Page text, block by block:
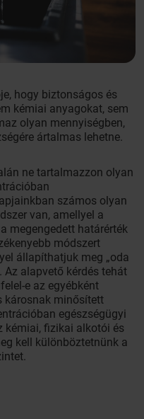
hogy biztonságos és
kémiai anyagokat, sem
olyan mennyiségben,
ártalmas lehetne.
ne tartalmazzon olyan
számos olyan
van, amellyel a
megengedett határérték
módszert
állapíthatjuk meg „oda
Az alapvető kérdés tehát
e az egyébként
károsnak minősített
egészségügyi
kémiai, fizikai alkotói és
kell különböztetnünk a